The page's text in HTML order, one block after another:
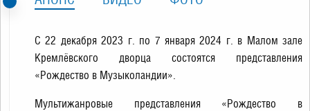
С 22 декабря 2023 г. по 7 января 2024 г. в Малом зале
Кремлёвского дворца состоятся представления
«Рождество в Музыколандии».
Мультижанровые представления «Рождество в